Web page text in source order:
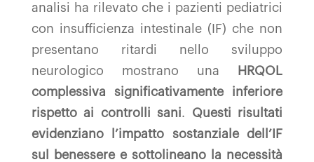
analisi ha rilevato che i pazienti pediatrici
con insufficienza intestinale (IF) che non
presentano ritardi nello sviluppo
neurologico mostrano una
HRQOL
complessiva significativamente inferiore
rispetto ai controlli sani. Questi risultati
evidenziano l’impatto sostanziale dell’IF
sul benessere e sottolineano la necessità